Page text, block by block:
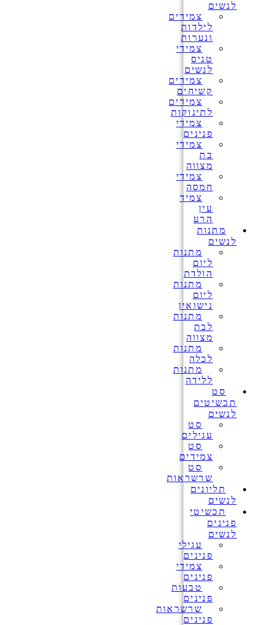
לנשים
צמידים
לילדות
ונערות
צמידי
טניס
לנשים
צמידים
קשיחים
צמידים
לתינוקות
צמידי
פנינים
צמידי
בת
מצווה
צמידי
חמסה
צמיד
עין
הרע
מתנות
לנשים
מתנות
ליום
הולדת
מתנות
ליום
נישואין
מתנות
לבת
מצווה
מתנות
לכלה
מתנות
ללידה
סט
תכשיטים
לנשים
סט
עגילים
סט
צמידים
סט
שרשראות
תליונים
לנשים
תכשיטי
פנינים
לנשים
עגילי
פנינים
צמידי
פנינים
טבעות
פנינים
שרשראות
פנינים